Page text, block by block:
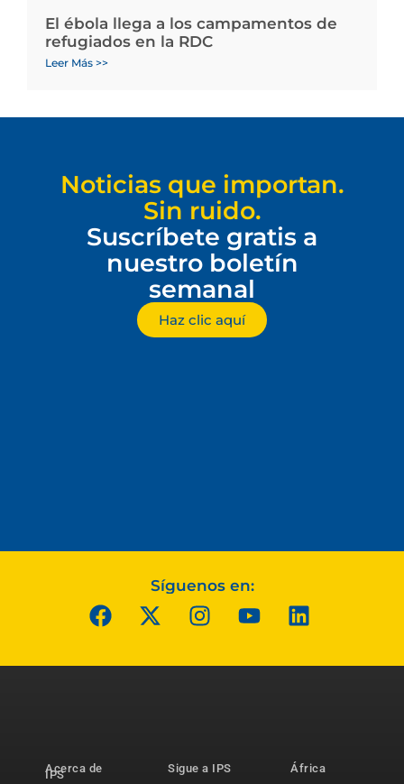
El ébola llega a los campamentos de
refugiados en la RDC
Leer Más >>
Noticias que importan.
Sin ruido.
Suscríbete gratis a
nuestro boletín
semanal
Haz clic aquí
Síguenos en:
Acerca de
IPS
Sigue a IPS
África